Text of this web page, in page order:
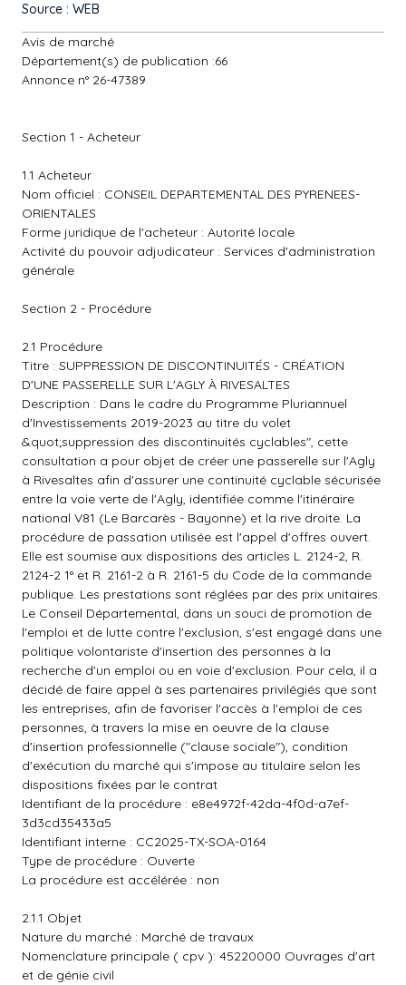
Source : WEB
Avis de marché
Département(s) de publication :66
Annonce n° 26-47389
Section 1 - Acheteur
1.1 Acheteur
Nom officiel : CONSEIL DEPARTEMENTAL DES PYRENEES-
ORIENTALES
Forme juridique de l'acheteur : Autorité locale
Activité du pouvoir adjudicateur : Services d'administration
générale
Section 2 - Procédure
2.1 Procédure
Titre : SUPPRESSION DE DISCONTINUITÉS - CRÉATION
D'UNE PASSERELLE SUR L'AGLY À RIVESALTES
Description : Dans le cadre du Programme Pluriannuel
d'Investissements 2019-2023 au titre du volet
&quot;suppression des discontinuités cyclables", cette
consultation a pour objet de créer une passerelle sur l'Agly
à Rivesaltes afin d'assurer une continuité cyclable sécurisée
entre la voie verte de l'Agly, identifiée comme l'itinéraire
national V81 (Le Barcarès - Bayonne) et la rive droite. La
procédure de passation utilisée est l'appel d'offres ouvert.
Elle est soumise aux dispositions des articles L. 2124-2, R.
2124-2 1° et R. 2161-2 à R. 2161-5 du Code de la commande
publique. Les prestations sont réglées par des prix unitaires.
Le Conseil Départemental, dans un souci de promotion de
l'emploi et de lutte contre l'exclusion, s'est engagé dans une
politique volontariste d'insertion des personnes à la
recherche d'un emploi ou en voie d'exclusion. Pour cela, il a
décidé de faire appel à ses partenaires privilégiés que sont
les entreprises, afin de favoriser l'accès à l'emploi de ces
personnes, à travers la mise en oeuvre de la clause
d'insertion professionnelle ("clause sociale"), condition
d'exécution du marché qui s'impose au titulaire selon les
dispositions fixées par le contrat
Identifiant de la procédure : e8e4972f-42da-4f0d-a7ef-
3d3cd35433a5
Identifiant interne : CC2025-TX-SOA-0164
Type de procédure : Ouverte
La procédure est accélérée : non
2.1.1 Objet
Nature du marché : Marché de travaux
Nomenclature principale ( cpv ): 45220000 Ouvrages d'art
et de génie civil